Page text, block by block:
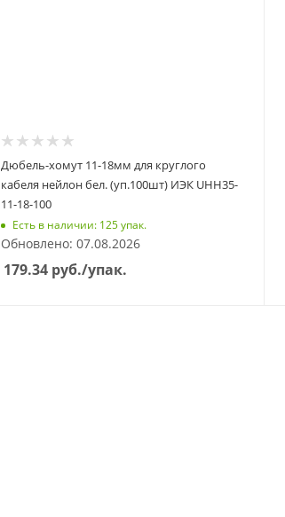
Дюбель-хомут 11-18мм для круглого
кабеля нейлон бел. (уп.100шт) ИЭК UHH35-
11-18-100
Есть в наличии: 125 упак.
Обновлено: 07.08.2026
179.34руб./упак.